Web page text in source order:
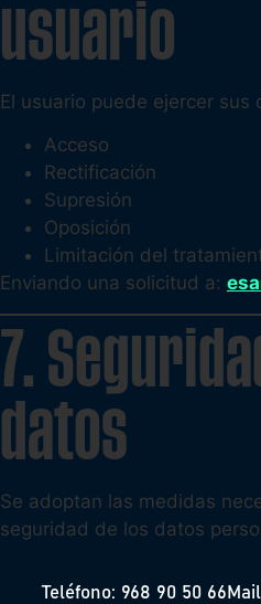
usuario
El usuario puede ejercer sus
Acceso
Rectificación
Supresión
Oposición
Limitación del
Enviando una solicitud a:
7.
datos
Se adoptan las medidas
seguridad de los datos
Teléfono: 968 90 50 66